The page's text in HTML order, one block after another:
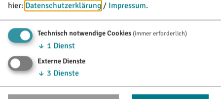
tourismus@titting.de
hier: Datenschutzerklärung / Impressum.
Technisch notwendige Cookies(immer erforderlich)
↓ 1 Dienst
Externe Dienste
↓ 3 Dienste